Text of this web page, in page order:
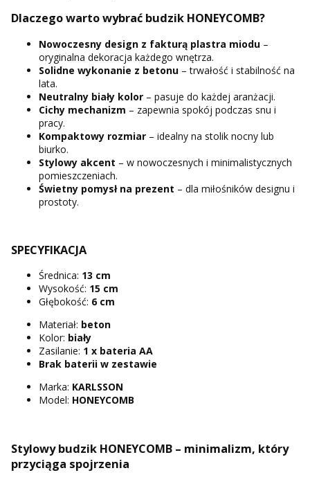
Dlaczego warto wybrać budzik HONEYCOMB?
Nowoczesny design z fakturą plastra miodu –
oryginalna dekoracja każdego wnętrza.
Solidne wykonanie z betonu – trwałość i stabilność na
lata.
Neutralny biały kolor – pasuje do każdej aranżacji.
Cichy mechanizm – zapewnia spokój podczas snu i
pracy.
Kompaktowy rozmiar – idealny na stolik nocny lub
biurko.
Stylowy akcent – w nowoczesnych i minimalistycznych
pomieszczeniach.
Świetny pomysł na prezent – dla miłośników designu i
prostoty.
SPECYFIKACJA
Średnica: 13 cm
Wysokość: 15 cm
Głębokość: 6 cm
Materiał: beton
Kolor: biały
Zasilanie: 1 x bateria AA
Brak baterii w zestawie
Marka: KARLSSON
Model: HONEYCOMB
Stylowy budzik HONEYCOMB – minimalizm, który
przyciąga spojrzenia